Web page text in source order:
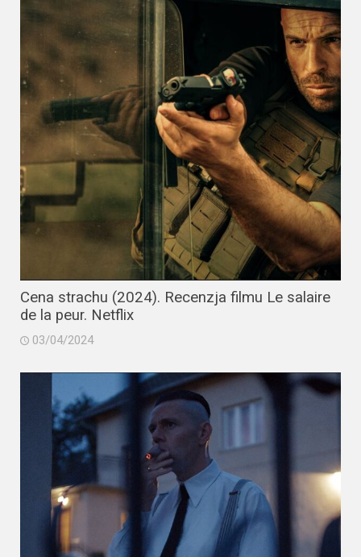
Cena strachu (2024). Recenzja filmu Le salaire
de la peur. Netflix
03/04/2024